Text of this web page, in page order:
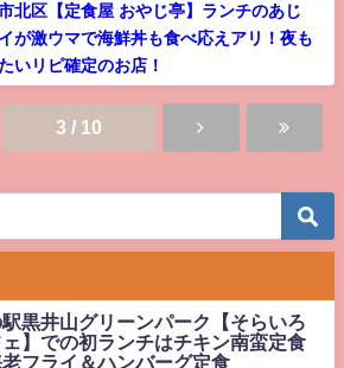
北区【定食屋 おやじ亭】ランチのあじ
が激ウマで海鮮丼も食べ応えアリ！夜も
いリピ確定のお店！
3 / 10
黒井山グリーンパーク【そらいろ
ェ】での初ランチはチキン南蛮定食
老フライ＆ハンバーグ定食